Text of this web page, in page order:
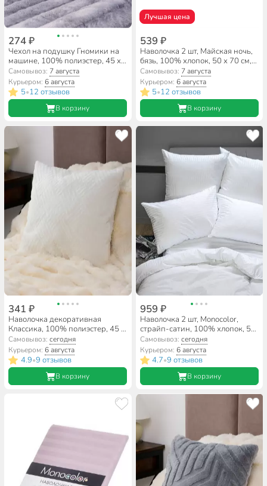
274 ₽
Чехол на подушку Гномики на
машине, 100% полиэстер, 45 х
45 см, белый, декоративный,
A130019
Самовывоз: 7 августа
Курьером:6 августа
5•12 отзывов
В корзину
Лучшая цена
539 ₽
Наволочка 2 шт, Майская ночь,
бязь, 100% хлопок, 50 х 70 см,
розовая, 120 г/м2, 501188/1
Самовывоз: 7 августа
Курьером: 6 августа
5•12 отзывов
В корзину
341 ₽
Наволочка декоративная
Классика, 100% полиэстер, 45 х
45 см, белая, A130020
Самовывоз:сегодня
Курьером:6 августа
4.9•9 отзывов
В корзину
959 ₽
Наволочка 2 шт, Monocolor,
страйп-сатин, 100% хлопок, 50
х 70 см, белая, 140 г/м2, 3182-1
Самовывоз: сегодня
Курьером: 6 августа
4.7•9 отзывов
В корзину